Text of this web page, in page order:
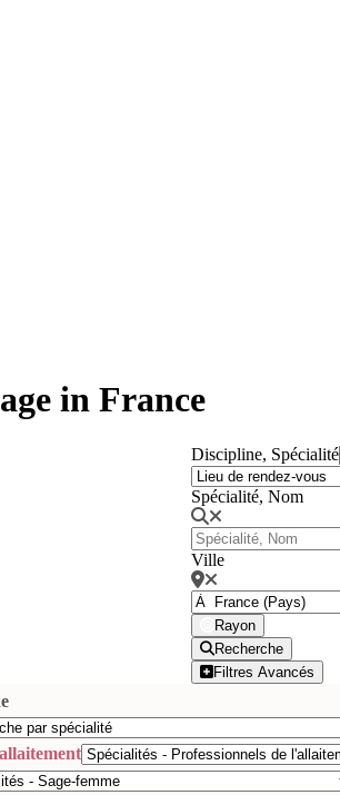
in France
Discipline, Spécialité
Spécialité, Nom
Ville
Rayon
Recherche
Filtres Avancés